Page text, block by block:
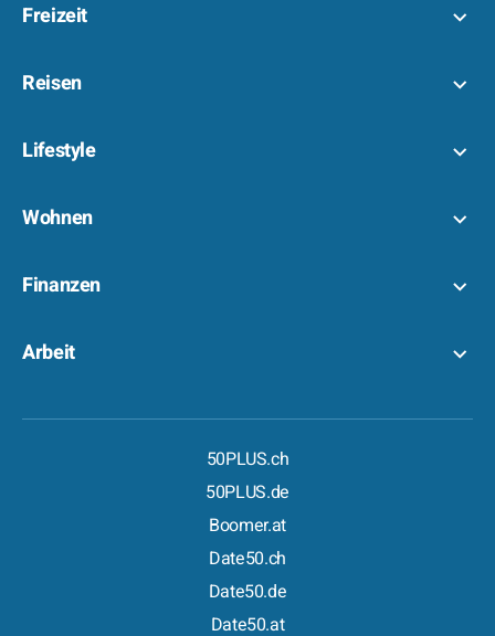
Freizeit
Reisen
Lifestyle
Wohnen
Finanzen
Arbeit
50PLUS.ch
50PLUS.de
Boomer.at
Date50.ch
Date50.de
Date50.at